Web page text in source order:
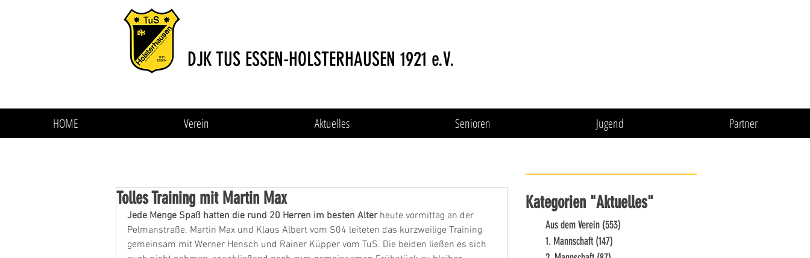
DJK TUS ESSEN-HOLSTERHAUSEN 1921 e.V.
HOME Verein Aktuelles Senioren Jugend Partner
Tolles Training mit Martin Max
Jede Menge Spaß hatten die rund 20 Herren im besten Alter heute vormittag an der
Pelmanstraße. Martin Max und Klaus Albert vom S04 leiteten das kurzweilige Training
gemeinsam mit Werner Hensch und Rainer Küpper vom TuS. Die beiden ließen es sich
Kategorien "Aktuelles"
Aus dem Verein (553)
1. Mannschaft (147)